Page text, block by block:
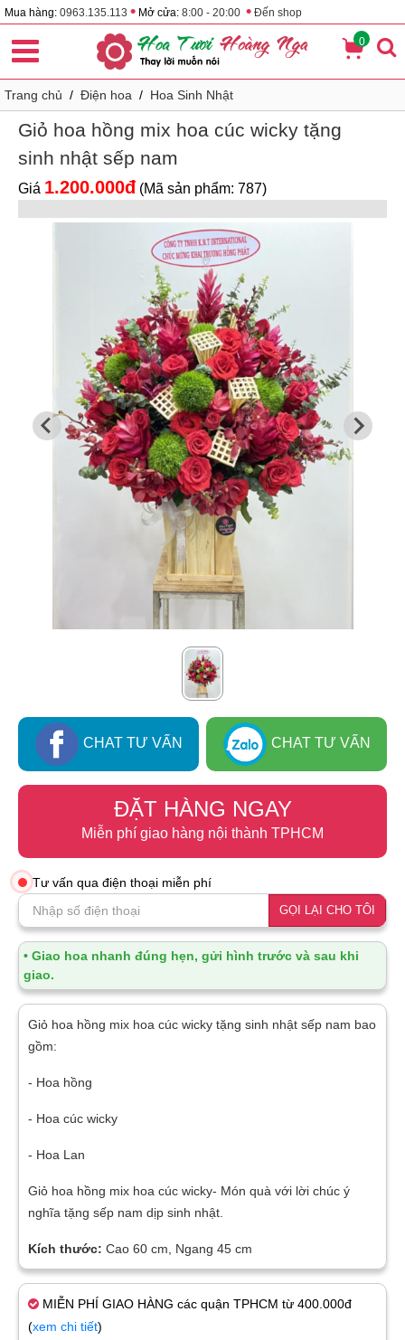
Mua hàng: 0963.135.113 • Mở cửa: 8:00 - 20:00 • Đến shop
0
Trang chủ / Điện hoa / Hoa Sinh Nhật
Giỏ hoa hồng mix hoa cúc wicky tặng
sinh nhật sếp nam
Giá 1.200.000đ (Mã sản phẩm: 787)
CHAT TƯ VẤN CHAT TƯ VẤN
ĐẶT HÀNG NGAY
Miễn phí giao hàng nội thành TPHCM
Tư vấn qua điện thoại miễn phí
GỌI LẠI CHO TÔI
• Giao hoa nhanh đúng hẹn, gửi hình trước và sau khi
giao.
Giỏ hoa hồng mix hoa cúc wicky tặng sinh nhật sếp nam bao
gồm:
- Hoa hồng
- Hoa cúc wicky
- Hoa Lan
Giỏ hoa hồng mix hoa cúc wicky- Món quà với lời chúc ý
nghĩa tặng sếp nam dịp sinh nhật.
Kích thước: Cao 60 cm, Ngang 45 cm
MIỄN PHÍ GIAO HÀNG các quận TPHCM từ 400.000đ
(xem chi tiết)